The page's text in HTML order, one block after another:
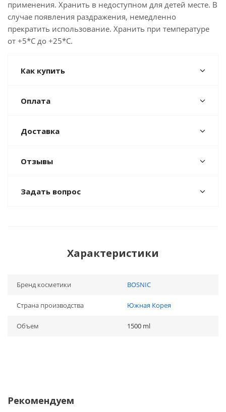
применения. Хранить в недоступном для детей месте. В
случае появления раздражения, немедленно
прекратить использование. Хранить при температуре
от +5*С до +25*С.
Как купить
Оплата
Доставка
Отзывы
Задать вопрос
Характеристики
Бренд косметики BOSNIC
Страна производства Южная Корея
Объем 1500 ml
Рекомендуем